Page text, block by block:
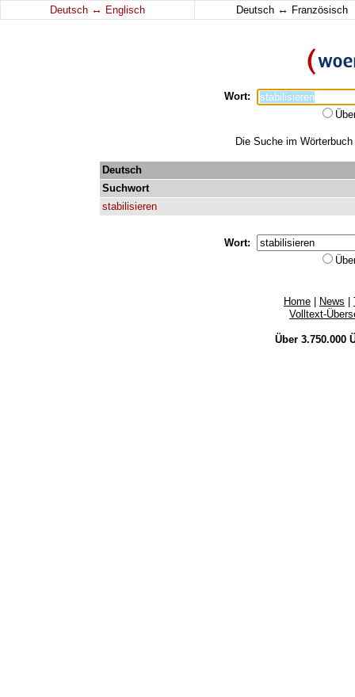
Deutsch ↔ Englisch Deutsch ↔ Französisch
Wort:
Die Suche im
Deutsch
Suchwort
stabilisieren
Wort:
Home News
Volltext-
Über 3.750.000